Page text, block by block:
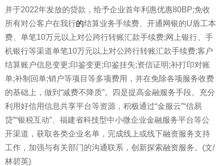
并于2022年发放的贷款，给予企业首年利惠优惠80BP;免收
所有对公客户在我行的结算业务手续费、开通网银的U盾工本
费、单笔10万元以上对公跨行转账汇款手续费;网上银行、手
机银行等渠道单笔10万元以上对公跨行转账汇款手续费;客户
结算账户信息变更;印鉴变更;印鉴挂失;资信证明;补打印对账
单;补制回单;销户等项目等多项费用，并在免除各项服务收费
的基础上，做到“减费不降质”。四是提高金融服务手段。充分
利用好信用信息共享平台等资源，积极通过“金服云”“信易
贷”“银税互动”、福建省科技型中小微企业金融服务平台等公
开渠道，获取各类企业名单，完成线上或线下融资服务支持
工作，加强与有关部门的沟通联系，创新探索融资服务。(文/
林碧英)